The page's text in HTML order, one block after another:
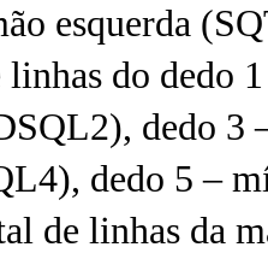
esquerda
linhas do dedo
dedo 3
dedo 5 –
de linhas da